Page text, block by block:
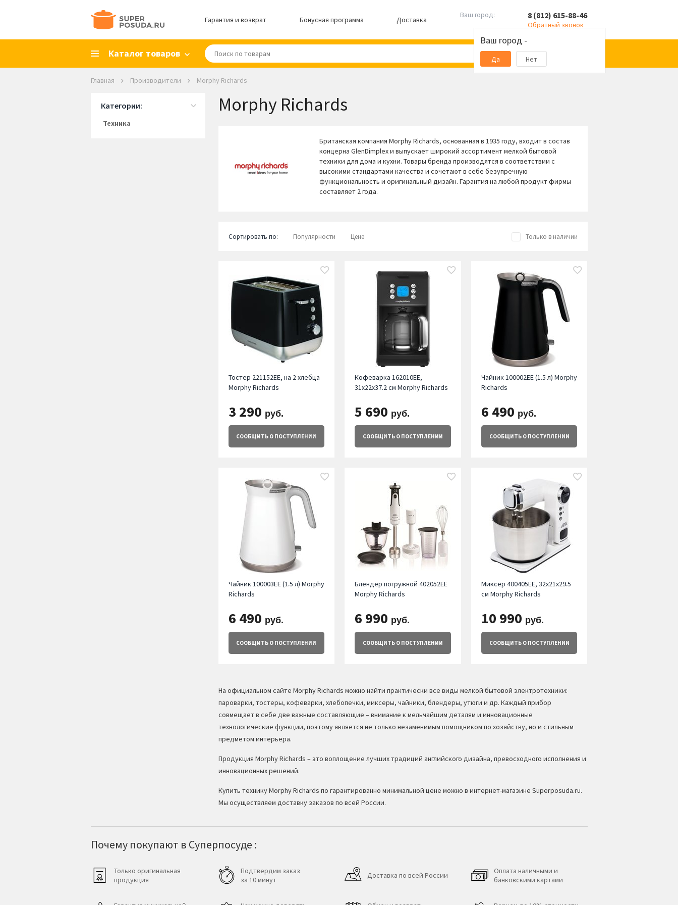
Гарантия и возврат Бонусная программа Доставка
Ваш город:
Ваш город -
Да Нет
8 (812) 615-88-46
Обратный звонок
Каталог товаров
Главная Производители Morphy Richards
Morphy Richards
Британская компания Morphy Richards, основанная в 1935 году, входит в состав
концерна GlenDimplex и выпускает широкий ассортимент мелкой бытовой
техники для дома и кухни. Товары бренда производятся в соответствии с
высокими стандартами качества и сочетают в себе безупречную
функциональность и оригинальный дизайн. Гарантия на любой продукт фирмы
составляет 2 года.
Сортировать по: Популярности Цене Только в наличии
Тостер 221152EE, на 2 хлебца
Morphy Richards
3 290 руб.
СООБЩИТЬ О ПОСТУПЛЕНИИ
Кофеварка 162010EE,
31х22х37.2 см Morphy Richards
5 690 руб.
СООБЩИТЬО ПОСТУПЛЕНИИ
Чайник 100002EE (1.5 л) Morphy
Richards
6 490 руб.
СООБЩИТЬО ПОСТУПЛЕНИИ
Чайник 100003EE (1.5 л) Morphy
Richards
6 490 руб.
СООБЩИТЬ О ПОСТУПЛЕНИИ
Блендер погружной 402052EE
Morphy Richards
6 990 руб.
СООБЩИТЬО ПОСТУПЛЕНИИ
Миксер 400405EE, 32х21х29.5
см Morphy Richards
10 990 руб.
СООБЩИТЬО ПОСТУПЛЕНИИ
На официальном сайте Morphy Richards можно найти практически все виды мелкой бытовой электротехники:
пароварки, тостеры, кофеварки, хлебопечки, миксеры, чайники, блендеры, утюги и др. Каждый прибор
совмещает в себе две важные составляющие – внимание к мельчайшим деталям и инновационные
технологические функции, поэтому является не только незаменимым помощником по хозяйству, но и стильным
предметом интерьера.
Продукция Morphy Richards – это воплощение лучших традиций английского дизайна, превосходного исполнения и
инновационных решений.
Купить технику Morphy Richards по гарантированно минимальной цене можно в интернет-магазине Superposuda.ru.
Мы осуществляем доставку заказов по всей России.
Категории:
Техника
Почему покупают в Суперпосуде :
Только оригинальная
продукция
Подтвердим заказ
за 10 минут
Доставка по всей России
Оплата наличными и
банковскими картами